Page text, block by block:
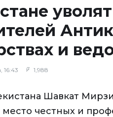
уволят
и
16:43 1,988
Шавкат
место честных и